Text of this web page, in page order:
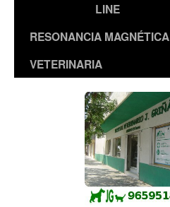
LINE
RESONANCIA MAGNÉTICA
VETERINARIA